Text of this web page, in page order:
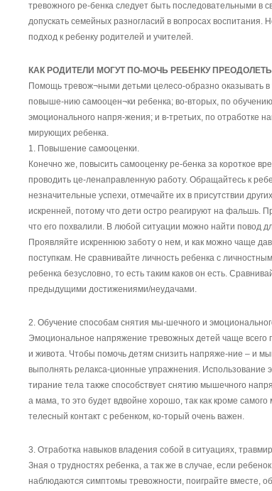
тревожного ре-бенка следует быть последовательными в
допускать семейных разногласий в вопросах
подход к ребенку родителей и учителей.
КАК РОДИТЕЛИ МОГУТ ПО-МОЧЬ РЕБЕНКУ
Помощь тревож¬ными детьми целесо-образно оказывать
повыше-нию самооцен¬ки ребенка; во-вторых, по
эмоционального напря-жения; и в-третьих, по отработке
мирующих ребенка.
1. Повышение самооценки.
Конечно же, повысить самооценку ре-бенка за короткое
проводить це-ленаправленную работу. Обращайтесь к
незначительные успехи, отмечайте их в присутствии
искренней, потому что дети остро реагируют на фальшь.
что его похвалили. В любой ситуации можно найти повод
Проявляйте искреннюю заботу о нем, и как можно чаще
поступкам. Не сравнивайте личность ребенка с
ребенка безусловно, то есть таким каков он есть.
предыдущими достижениями/неудачами.
2. Обучение способам снятия мы-шечного и
Эмоциональное напряжение тревожных детей чаще
и живота. Чтобы помочь детям снизить напряже-ние – и
выполнять релакса-ционные упражнения. Использование
тирание тела также способствует снятию мышечного
а мама, то это будет вдвойне хорошо, так как кроме
телесный контакт с ребенком, ко-торый очень важен.
3. Отработка навыков владения собой в ситуациях,
Зная о трудностях ребенка, а так же в случае, если
наблюдаются симптомы тревожности, поиграйте вместе,